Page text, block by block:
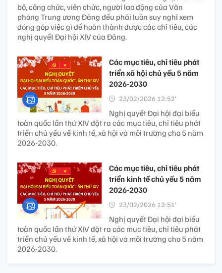
bộ, công chức, viên chức, người lao động của Văn
phòng Trung ương Đảng đều phải luôn suy nghĩ xem
đóng góp việc gì để hoàn thành được các chỉ tiêu, các
nghị quyết Đại hội XIV của Đảng.
Các mục tiêu, chỉ tiêu phát
triển xã hội chủ yếu 5 năm
2026-2030
23/02/2026 12:52’
Nghị quyết Đại hội đại biểu
toàn quốc lần thứ XIV đặt ra các mục tiêu, chỉ tiêu phát
triển chủ yếu về kinh tế, xã hội và môi trường cho 5 năm
2026-2030.
Các mục tiêu, chỉ tiêu phát
triển kinh tế chủ yếu 5 năm
2026-2030
23/02/2026 12:51’
Nghị quyết Đại hội đại biểu
toàn quốc lần thứ XIV đặt ra các mục tiêu, chỉ tiêu phát
triển chủ yếu về kinh tế, xã hội và môi trường cho 5 năm
2026-2030.